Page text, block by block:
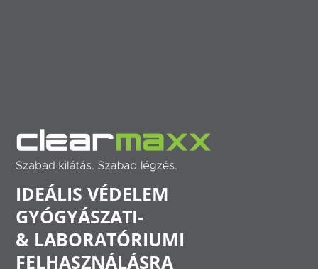
IDEÁLIS VÉDELEM
GYÓGYÁSZATI-
& LABORATÓRIUMI
FELHASZNÁLÁSRA